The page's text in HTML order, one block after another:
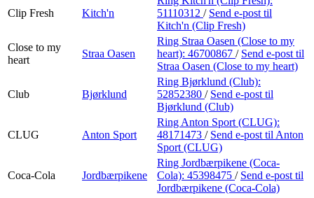
Clip Fresh Kitch'n
51110312 / Send e-post til
Kitch'n (Clip Fresh)
Close to my
heart
Straa Oasen
Ring Straa Oasen (Close to my
heart): 46700867 / Send e-post til
Straa Oasen (Close to my heart)
Club Bjørklund
Ring Bjørklund (Club):
52852380 / Send e-post til
Bjørklund (Club)
CLUG Anton Sport
Ring Anton Sport (CLUG):
48171473 / Send e-post til Anton
Sport (CLUG)
Coca-Cola Jordbærpikene
Ring Jordbærpikene (Coca-
Cola): 45398475 / Send e-post til
Jordbærpikene (Coca-Cola)